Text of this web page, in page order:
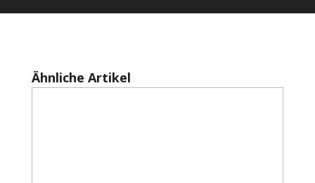
Produktgalerie überspringen
Ähnliche Artikel